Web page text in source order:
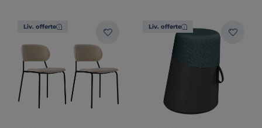
Liv. offerte Liv. offerte